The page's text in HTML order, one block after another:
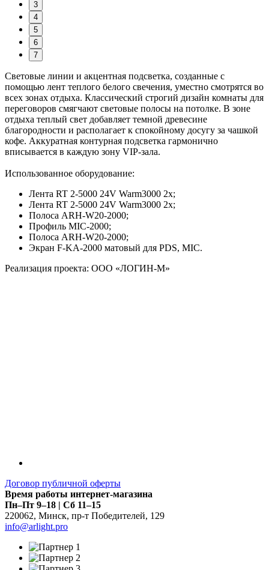
3
4
5
6
7
Световые линии и акцентная подсветка, созданные с
помощью лент теплого белого свечения, уместно смотрятся во
всех зонах отдыха. Классический строгий дизайн комнаты для
переговоров смягчают световые полосы на потолке. В зоне
отдыха теплый свет добавляет темной древесине
благородности и располагает к спокойному досугу за чашкой
кофе. Аккуратная контурная подсветка гармонично
вписывается в каждую зону VIP-зала.
Использованное оборудование:
Лента RT 2-5000 24V Warm3000 2x;
Лента RT 2-5000 24V Warm3000 2x;
Полоса ARH-W20-2000;
Профиль MIC-2000;
Полоса ARH-W20-2000;
Экран F-KA-2000 матовый для PDS, MIC.
Реализация проекта: ООО «ЛОГИН-М»
Договор публичной оферты
Время работы интернет-магазина
Пн–Пт 9–18 | Сб 11–15
220062, Минск, пр-т Победителей, 129
info@arlight.pro